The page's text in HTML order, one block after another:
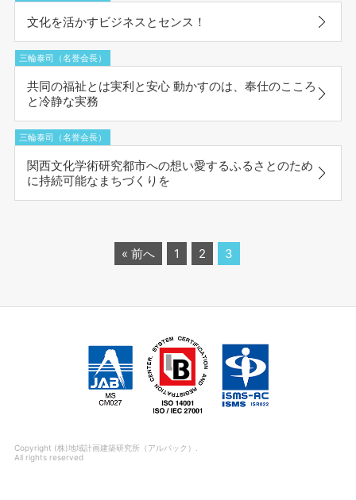
文化を活かすビジネスとセンス！
三輪泰司（名誉会長）
共同の福祉とは実利と安心 動かすのは、奉仕のこころ
と冷静な実務
三輪泰司（名誉会長）
関西文化学術研究都市への想い愛するふるさとのため
に持続可能なまちづくりを
« 前へ 1 2 3
Copyright (株)地域計画建築研究所（アルパック）.
All rights reserved